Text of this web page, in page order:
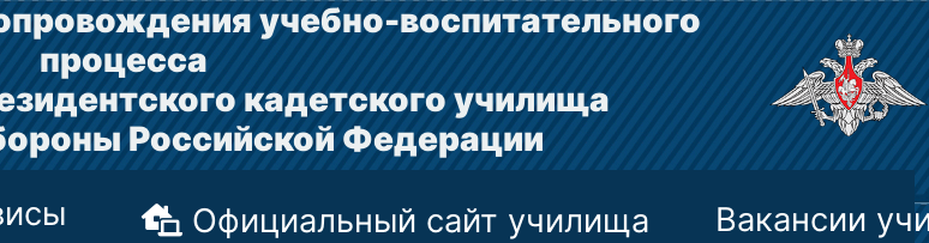
учебно-воспитательного
процесса
кадетского училища
Российской Федерации
Официальный сайт училища Вакансии